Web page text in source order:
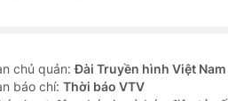
chủ quản:Đài Truyền hình Việt Nam
báo chí: Thời báo VTV